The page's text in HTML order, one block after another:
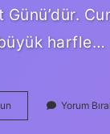
harfle…
Ekim
Yorum